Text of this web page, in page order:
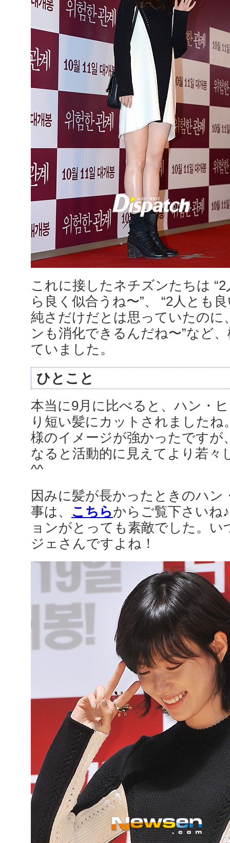
これに接したネチズンたちは
ら良く似合うね〜”、 “2人とも
純さだけだとは思っていたのに
ンも消化できるんだね〜”など
ていました。
ひとこと
本当に9月に比べると、ハン・
り短い髪にカットされましたね
様のイメージが強かったですが
なると活動的に見えてより若々
^^
因みに髪が長かったときのハン
事は、 こちらからご覧下さいね
ョンがとっても素敵でした。
ジェさんですよね！